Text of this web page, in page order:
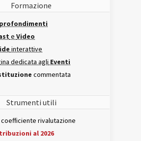
Formazione
e Video
interattive
dedicata agli Eventi
commentata
Strumenti utili
coefficiente rivalutazione
al 2026